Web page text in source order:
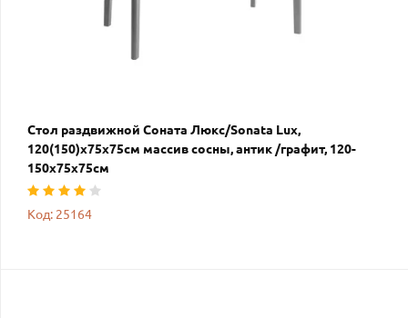
Стол раздвижной Соната Люкс/Sonata Lux,
120(150)х75х75см массив сосны, антик /графит, 120-
150х75х75см
Код: 25164